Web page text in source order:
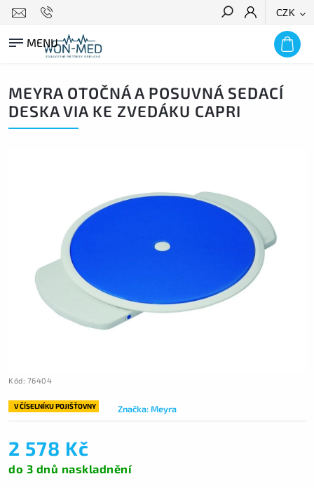
CZK
HLEDAT
MEYRA OTOČNÁ A POSUVNÁ SEDACÍ
DESKA VIA KE ZVEDÁKU CAPRI
Kód: 76404
V ČÍSELNÍKU POJIŠŤOVNY Značka:Meyra
2 578 Kč
do 3 dnů naskladnění